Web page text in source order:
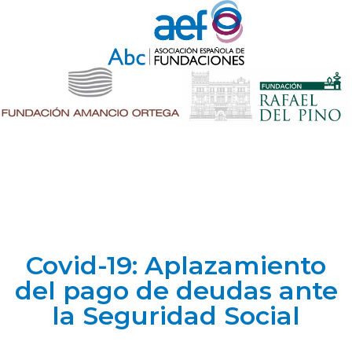
Covid-19: Aplazamiento
del pago de deudas ante
la Seguridad Social